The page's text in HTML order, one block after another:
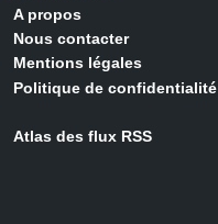
A propos
Nous contacter
Mentions légales
Politique de confidentialité
Atlas des flux RSS